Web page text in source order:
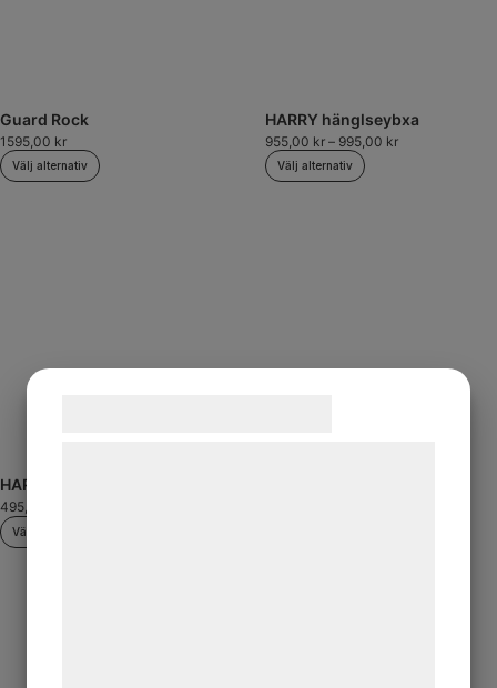
Guard Rock
1595,00 kr
Välj alternativ
HARRY hänglseybxa
955,00 kr – 995,00 kr
Välj alternativ
HARRY hänglseybxa
495,00
Välj alternativ